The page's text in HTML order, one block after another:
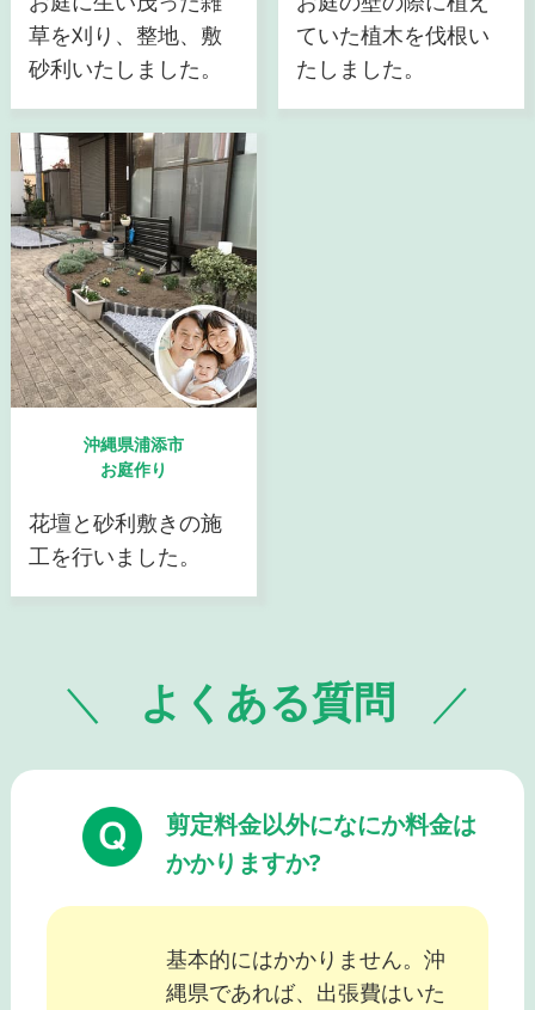
草を刈り、整地、敷
砂利いたしました。
ていた植木を伐根い
たしました。
沖縄県浦添市
お庭作り
花壇と砂利敷きの施
工を行いました。
よくある質問
剪定料金以外になにか料金は
かかりますか?
基本的にはかかりません。沖
縄県であれば、出張費はいた